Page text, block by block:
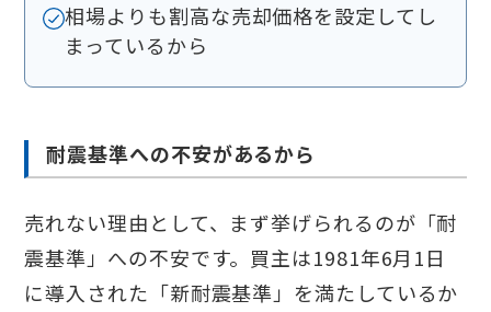
相場よりも割高な売却価格を設定してし
まっているから
耐震基準への不安があるから
売れない理由として、まず挙げられるのが「耐
震基準」への不安です。買主は1981年6月1日
に導入された「新耐震基準」を満たしているか